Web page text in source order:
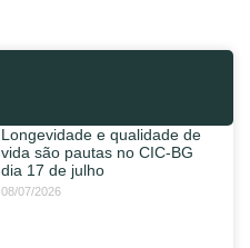
Longevidade e qualidade de
vida são pautas no CIC-BG
dia 17 de julho
08/07/2026